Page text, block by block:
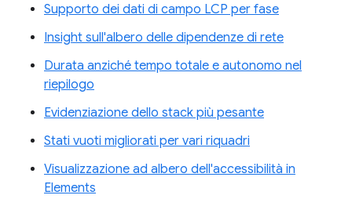
Supporto dei dati di campo LCP per fase
Insight sull'albero delle dipendenze di rete
Durata anziché tempo totale e autonomo nel
riepilogo
Evidenziazione dello stack più pesante
Stati vuoti migliorati per vari riquadri
Visualizzazione ad albero dell'accessibilità in
Elements